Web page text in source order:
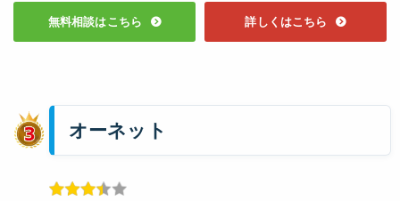
無料相談はこちら 詳しくはこちら
オーネット